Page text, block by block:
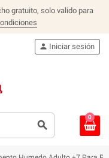
gratuito, solo valido para
search
person Iniciar sesión
0